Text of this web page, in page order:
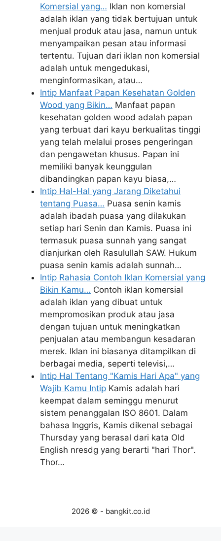
Komersial yang… Iklan non komersial
adalah iklan yang tidak bertujuan untuk
menjual produk atau jasa, namun untuk
menyampaikan pesan atau informasi
tertentu. Tujuan dari iklan non komersial
adalah untuk mengedukasi,
menginformasikan, atau…
Intip Manfaat Papan Kesehatan Golden
Wood yang Bikin… Manfaat papan
kesehatan golden wood adalah papan
yang terbuat dari kayu berkualitas tinggi
yang telah melalui proses pengeringan
dan pengawetan khusus. Papan ini
memiliki banyak keunggulan
dibandingkan papan kayu biasa,…
Intip Hal-Hal yang Jarang Diketahui
tentang Puasa… Puasa senin kamis
adalah ibadah puasa yang dilakukan
setiap hari Senin dan Kamis. Puasa ini
termasuk puasa sunnah yang sangat
dianjurkan oleh Rasulullah SAW. Hukum
puasa senin kamis adalah sunnah…
Intip Rahasia Contoh Iklan Komersial yang
Bikin Kamu… Contoh iklan komersial
adalah iklan yang dibuat untuk
mempromosikan produk atau jasa
dengan tujuan untuk meningkatkan
penjualan atau membangun kesadaran
merek. Iklan ini biasanya ditampilkan di
berbagai media, seperti televisi,…
Intip Hal Tentang "Kamis Hari Apa" yang
Wajib Kamu Intip Kamis adalah hari
keempat dalam seminggu menurut
sistem penanggalan ISO 8601. Dalam
bahasa Inggris, Kamis dikenal sebagai
Thursday yang berasal dari kata Old
English nresdg yang berarti "hari Thor".
Thor…
2026 © - bangkit.co.id